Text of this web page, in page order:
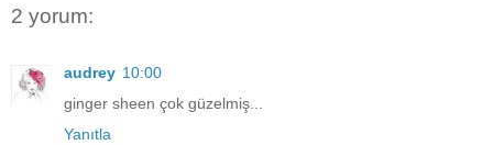
2 yorum:
audrey 10:00
ginger sheen çok güzelmiş...
Yanıtla